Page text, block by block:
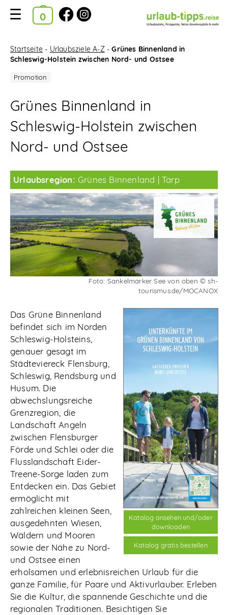
Kataloge
Suchfilter
Startseite
Reise-News
Reise-Gewinnspiele
Neue Katalog-Tipps
Abonnieren
Ausgewählte Kataloge
Startseite - Urlaubsziele A-Z-Grünes Binnenland in
Schleswig-Holstein zwischen Nord- und Ostsee
Grünes Binnenland in
Schleswig-Holstein zwischen
Nord- und Ostsee
Urlaubsregion: Grünes Binnenland Tarp
Foto: Sankelmarker See von oben © sh-
tourismus.de/MOCANOX
Katalog ansehen und/oder
downloaden
Katalog gratis bestellen
Das Grüne Binnenland
befindet sich im Norden
Schleswig-Holsteins,
genauer gesagt im
Städteviereck Flensburg,
Schleswig, Rendsburg und
Husum. Die
abwechslungsreiche
Grenzregion, die
Landschaft Angeln
zwischen Flensburger
Förde und Schlei oder die
Flusslandschaft Eider-
Treene-Sorge laden zum
Entdecken ein. Das Gebiet
ermöglicht mit
zahlreichen kleinen Seen,
ausgedehnten Wiesen,
Wäldern und Mooren
sowie der Nähe zu Nord-
und Ostsee einen
erholsamen und erlebnisreichen Urlaub für die
ganze Familie, für Paare und Aktivurlauber. Erleben
Sie die Kultur, die spannende Geschichte und die
regionalen Traditionen. Besichtigen Sie